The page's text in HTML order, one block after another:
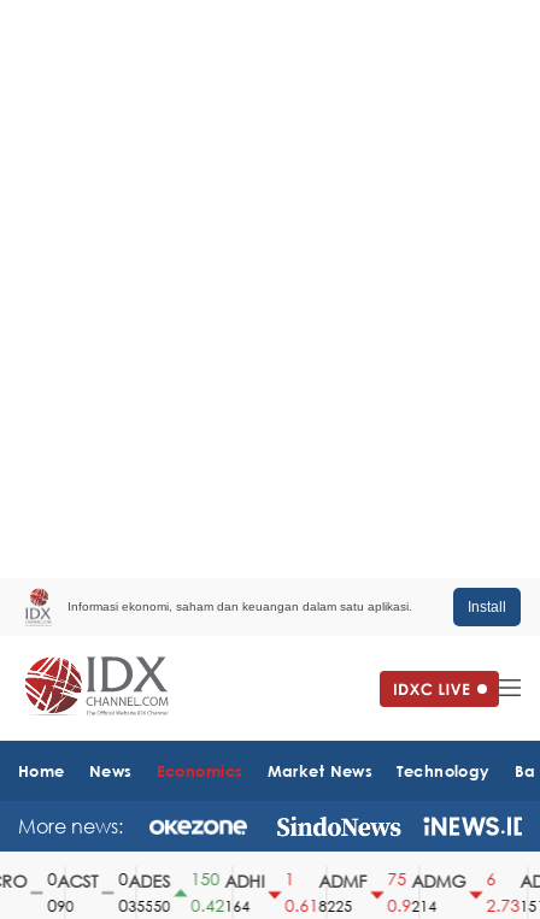
Informasi ekonomi, saham dan keuangan dalam satu aplikasi. Install
Home News Economics Market News Technology
More news:
ACST
90
ADES
35550
150
0.42
ADHI
164
0.61
ADMF
8225
75
0.9
ADMG
214
2.731510